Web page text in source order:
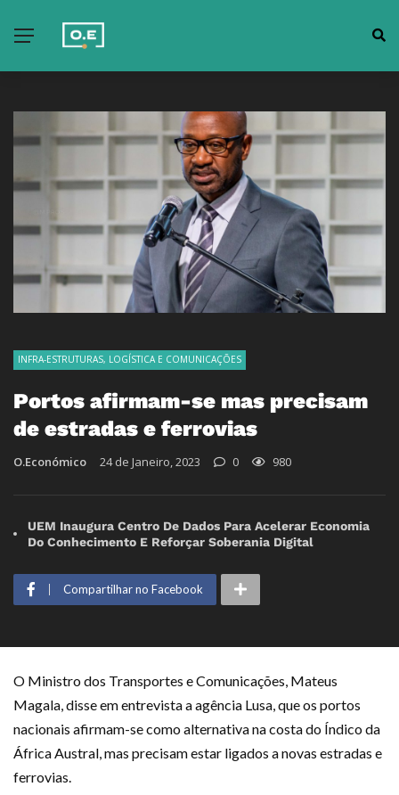
INFRA-ESTRUTURAS, LOGÍSTICA E COMUNICAÇÕES
Portos afirmam-se mas precisam
de estradas e ferrovias
O.Económico 24 de Janeiro, 2023 0 980
UEM Inaugura Centro De Dados Para Acelerar Economia
Do Conhecimento E Reforçar Soberania Digital
Compartilhar no Facebook
O Ministro dos Transportes e Comunicações, Mateus
Magala, disse em entrevista a agência Lusa, que os portos
nacionais afirmam-se como alternativa na costa do Índico da
África Austral, mas precisam estar ligados a novas estradas e
ferrovias.